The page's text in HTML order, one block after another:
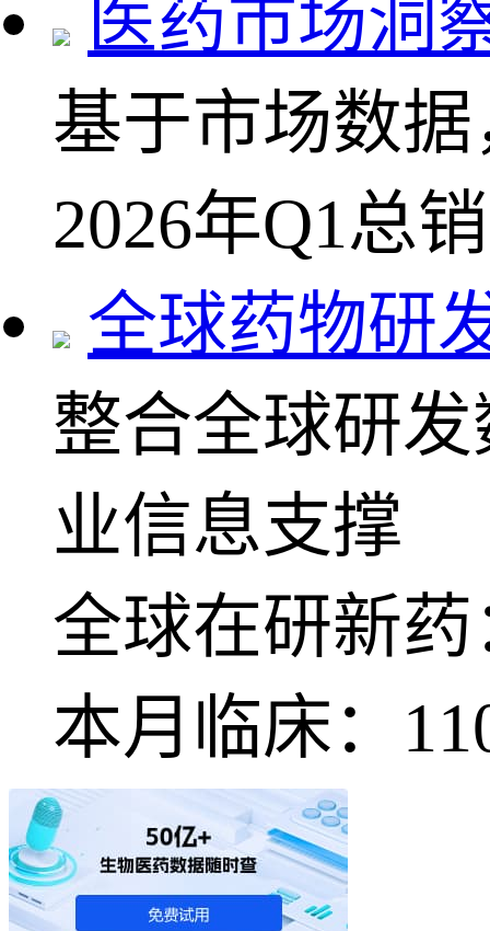
医药市场洞
基于市场数
2026年Q1总
全球药物研
整合全球研
业信息支撑
全球在研新药
本月临床：